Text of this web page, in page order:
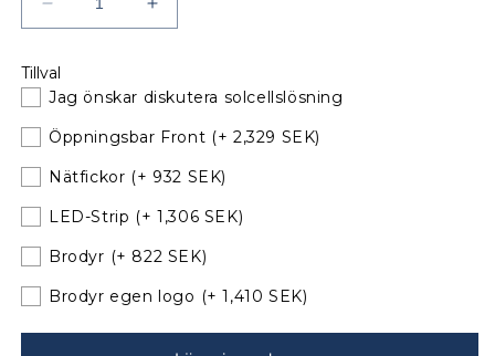
Minska
kvantitet
Hanse
315
Sprayhood
till
befintliga
060331
Öka
kvantitet
315
Sprayhood
befintliga
060331
Tillval
Jag önskar diskutera solcellslösning
Öppningsbar Front (+ 2,329 SEK)
Nätfickor (+ 932 SEK)
LED-Strip (+ 1,306 SEK)
Brodyr (+ 822 SEK)
Brodyr egen logo (+ 1,410 SEK)